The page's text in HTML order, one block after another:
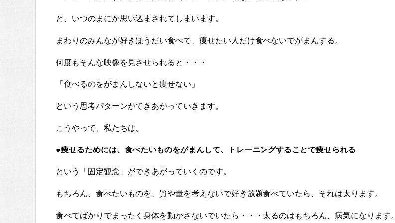
と、いつのまにか思い込まされてしまいます。
まわりのみんなが好きほうだい食べて、痩せたい人だけ食べないでがまんする。
何度もそんな映像を見させられると・・・
「食べるのをがまんしないと痩せない」
という思考パターンができあがっていきます。
こうやって、私たちは、
●痩せるためには、食べたいものをがまんして、トレーニングすることで痩せられる
という「固定観念」ができあがっていくのです。
もちろん、食べたいものを、質や量を考えないで好き放題食べていたら、それは太ります。
食べてばかりでまったく身体を動かさないでいたら・・・太るのはもちろん、病気になります。